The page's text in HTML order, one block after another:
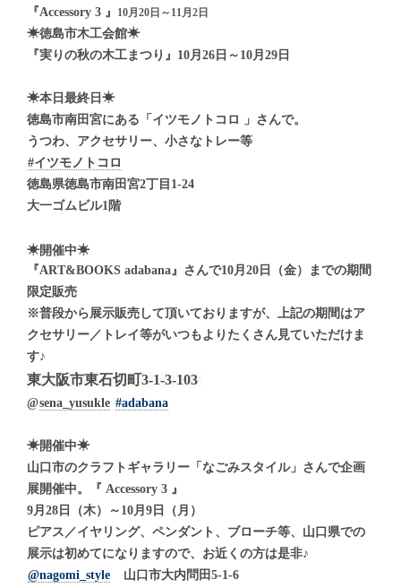
『Accessory 3 』
10月20日～11月2日
☀︎徳島市木工会館☀︎
『実りの秋の木工まつり』10月26日～10月29日
☀︎本日最終日 ☀︎
徳島市南田宮にある「イツモノトコロ 」さんで。
うつわ、アクセサリー、小さなトレー等
#イツモノトコロ
徳島県徳島市南田宮2丁目1-24
大一ゴムビル1階
☀︎開催中☀︎
『ART&BOOKS adabana』さんで10月20日（金）までの期間
限定販売
※普段から展示販売して頂いておりますが、上記の期間はア
クセサリー／トレイ等がいつもよりたくさん見ていただけま
す♪
東大阪市東石切町3-1-3-103
@sena_yusukle #adabana
☀︎開催中☀︎
山口市のクラフトギャラリー「なごみスタイル」さんで企画
展開催中。『 Accessory 3 』
9月28日（木）～10月9日（月）
ピアス／イヤリング、ペンダント、ブローチ等、山口県での
展示は初めてになりますので、お近くの方は是非♪
@nagomi_style
山口市大内問田5-1-6